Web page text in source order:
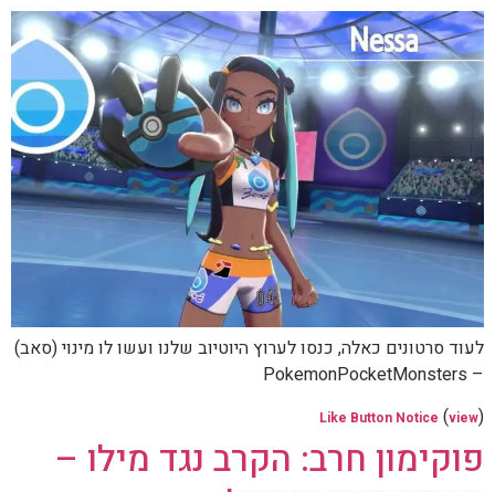
לעוד סרטונים כאלה, כנסו לערוץ היוטיוב שלנו ועשו לו מינוי (סאב)
– PokemonPocketMonsters
Like Button Notice (view)
פוקימון חרב: הקרב נגד מילו –